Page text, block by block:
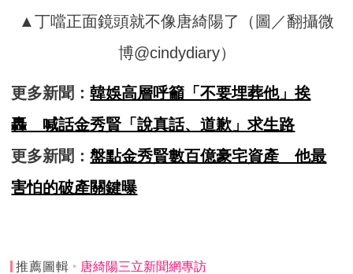
▲丁噹正面鏡頭就不像唐綺陽了（圖／翻攝微
博@cindydiary）
更多新聞：韓娛高層呼籲「不要埋葬他」挨
轟 喊話金秀賢「說真話、道歉」求生路
更多新聞：盤點金秀賢數百億豪宅資產 他最
害怕的破產關鍵曝
推薦圖輯 唐綺陽三立新聞網專訪